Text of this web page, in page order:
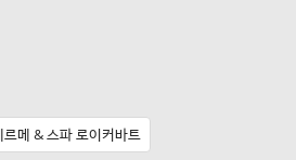
메 & 스파 로이커바트